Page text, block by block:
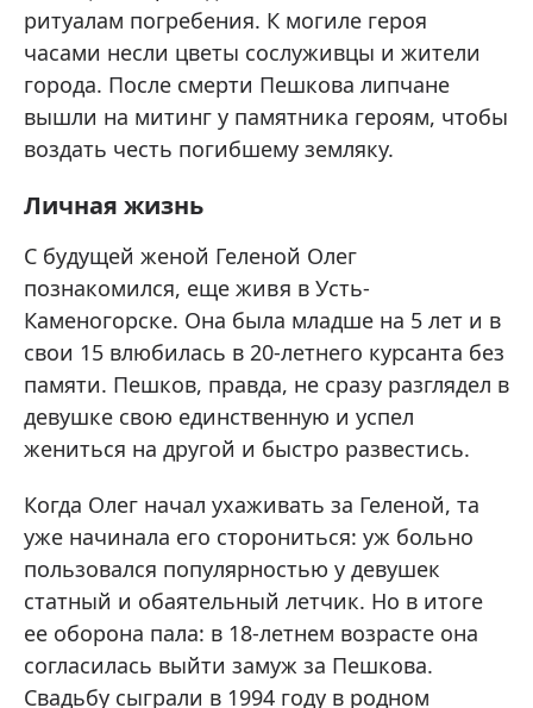
ритуалам погребения. К могиле героя
часами несли цветы сослуживцы и жители
города. После смерти Пешкова липчане
вышли на митинг у памятника героям, чтобы
воздать честь погибшему земляку.
Личная жизнь
С будущей женой Геленой Олег
познакомился, еще живя в Усть-
Каменогорске. Она была младше на 5 лет и в
свои 15 влюбилась в 20-летнего курсанта без
памяти. Пешков, правда, не сразу разглядел в
девушке свою единственную и успел
жениться на другой и быстро развестись.
Когда Олег начал ухаживать за Геленой, та
уже начинала его сторониться: уж больно
пользовался популярностью у девушек
статный и обаятельный летчик. Но в итоге
ее оборона пала: в 18-летнем возрасте она
согласилась выйти замуж за Пешкова.
Свадьбу сыграли в 1994 году в родном